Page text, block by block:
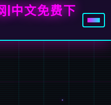
|中文免费下